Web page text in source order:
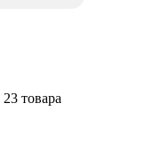
23 товара